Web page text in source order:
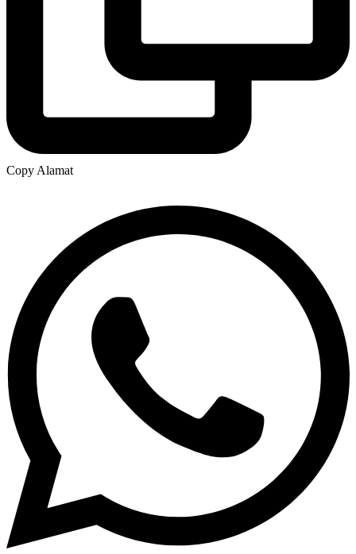
Copy Alamat